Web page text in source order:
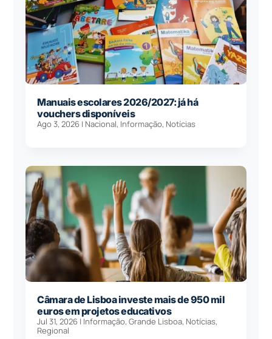
Manuais escolares 2026/2027: já há
vouchers disponíveis
Ago 3, 2026 | Nacional, Informação, Notícias
Câmara de Lisboa investe mais de 950 mil
euros em projetos educativos
Jul 31, 2026 | Informação,Grande Lisboa, Notícias,
Regional